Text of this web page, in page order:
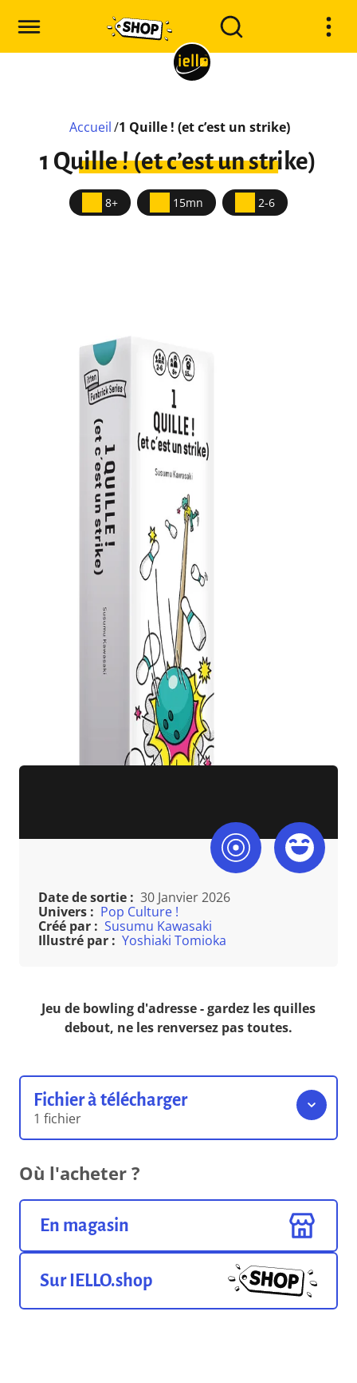
Accueil /1 Quille ! (et c’est un strike)
1 Quille ! (et c’est un strike)
8+ 15mn 2-6
Date de sortie : 30 Janvier 2026
Univers : Pop Culture !
Créé par : Susumu Kawasaki
Illustré par : Yoshiaki Tomioka
Jeu de bowling d'adresse - gardez les quilles
debout, ne les renversez pas toutes.
Fichier à télécharger
1 fichier
Le livret de règles
196.09 Ko Format pdf
Où l'acheter ?
En magasin
Sur IELLO.shop